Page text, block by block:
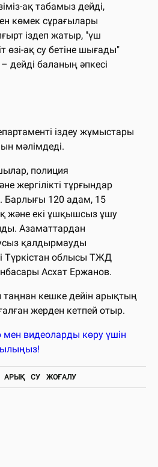
ақ табамыз дейді,
көмек сұрағылары
іздеп жатыр, "үш
өзі-ақ су бетіне шығады"
дейді баланың әпкесі
іздеу жұмыстары
мәлімдеді.
полиция
жергілікті тұрғындар
120 адам, 15
және екі ұшқышсыз ұшу
Азаматтардан
қалдырмауды
Түркістан облысы ТЖД
Асхат Ержанов.
кешке дейін арықтың
жерден кетпей отыр.
видеоларды көру үшін
АРЫҚ СУ ЖОҒАЛУ